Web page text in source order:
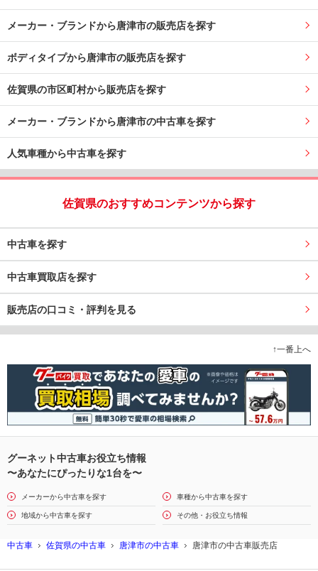
メーカー・ブランドから唐津市の販売店を探す
ボディタイプから唐津市の販売店を探す
佐賀県の市区町村から販売店を探す
メーカー・ブランドから唐津市の中古車を探す
人気車種から中古車を探す
佐賀県のおすすめコンテンツから探す
中古車を探す
中古車買取店を探す
販売店の口コミ・評判を見る
↑一番上へ
グーネット中古車お役立ち情報
〜あなたにぴったりな1台を〜
メーカーから中古車を探す 車種から中古車を探す
地域から中古車を探す その他・お役立ち情報
中古車 佐賀県の中古車 唐津市の中古車 唐津市の中古車販売店